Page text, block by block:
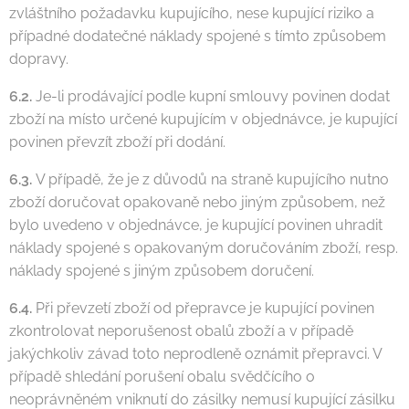
zvláštního požadavku kupujícího, nese kupující riziko a
případné dodatečné náklady spojené s tímto způsobem
dopravy.
6.2. Je-li prodávající podle kupní smlouvy povinen dodat
zboží na místo určené kupujícím v objednávce, je kupující
povinen převzít zboží při dodání.
6.3. V případě, že je z důvodů na straně kupujícího nutno
zboží doručovat opakovaně nebo jiným způsobem, než
bylo uvedeno v objednávce, je kupující povinen uhradit
náklady spojené s opakovaným doručováním zboží, resp.
náklady spojené s jiným způsobem doručení.
6.4. Při převzetí zboží od přepravce je kupující povinen
zkontrolovat neporušenost obalů zboží a v případě
jakýchkoliv závad toto neprodleně oznámit přepravci. V
případě shledání porušení obalu svědčícího o
neoprávněném vniknutí do zásilky nemusí kupující zásilku